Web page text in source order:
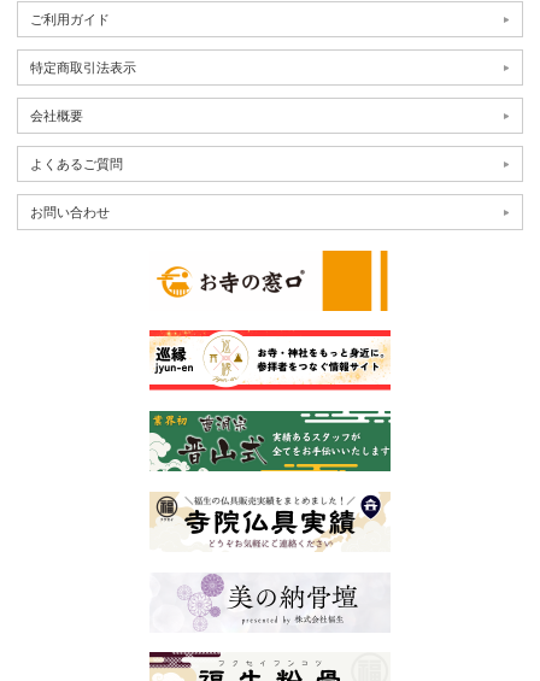
ご利用ガイド
特定商取引法表示
会社概要
よくあるご質問
お問い合わせ